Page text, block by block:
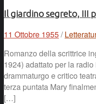
Il giardino segreto, III
11 Ottobre 1955/
Romanzo della scrittrice
1924) adattato per la
drammaturgo e critico
terza puntata Mary
[…]